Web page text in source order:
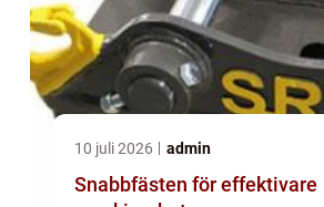
10 juli 2026 admin
Snabbfästen för effektivare